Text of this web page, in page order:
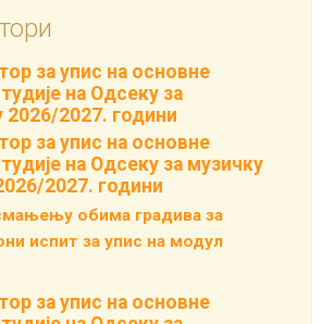
за упис на основне
на Одсеку за
2026/2027. години
за упис на основне
на Одсеку за музичку
2027. години
обима градива за
испит за упис на модул
за упис на основне